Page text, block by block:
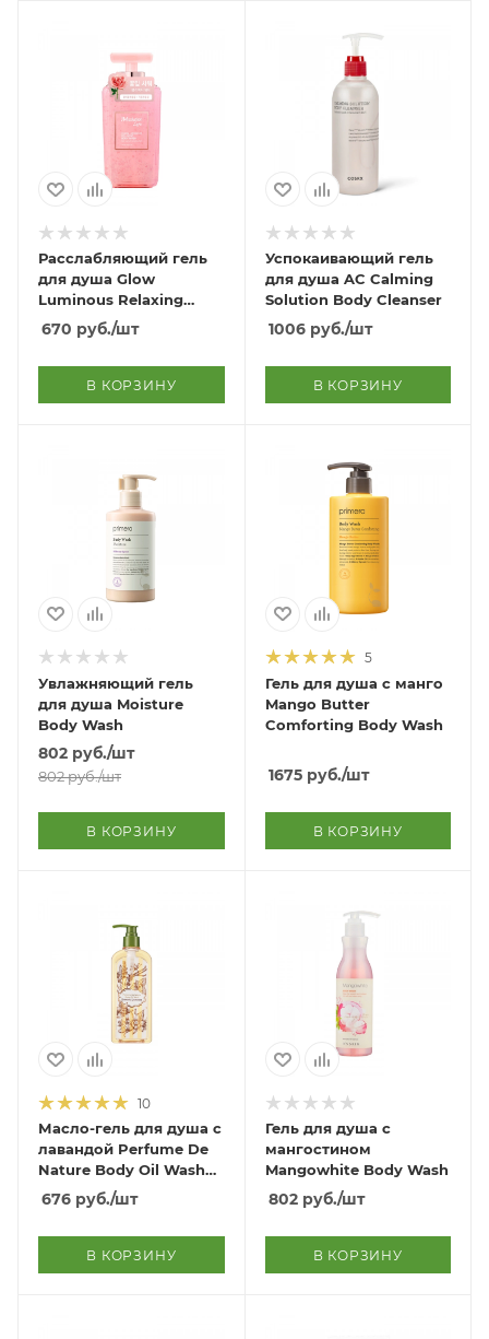
Расслабляющий гель
для душа Glow
Luminous Relaxing
Body Wash
670 руб./шт
В КОРЗИНУ
Успокаивающий гель
для душа AC Calming
Solution Body Cleanser
1006руб./шт
В КОРЗИНУ
Увлажняющий гель
для душа Moisture
Body Wash
802 руб./шт
802руб./шт
В КОРЗИНУ
5
Гель для душа с манго
Mango Butter
Comforting Body Wash
1675руб./шт
В КОРЗИНУ
10
Масло-гель для душа с
лавандой Perfume De
Nature Body Oil Wash
Evening Lavender
676 руб./шт
В КОРЗИНУ
Гель для душа с
мангостином
Mangowhite Body Wash
802руб./шт
В КОРЗИНУ